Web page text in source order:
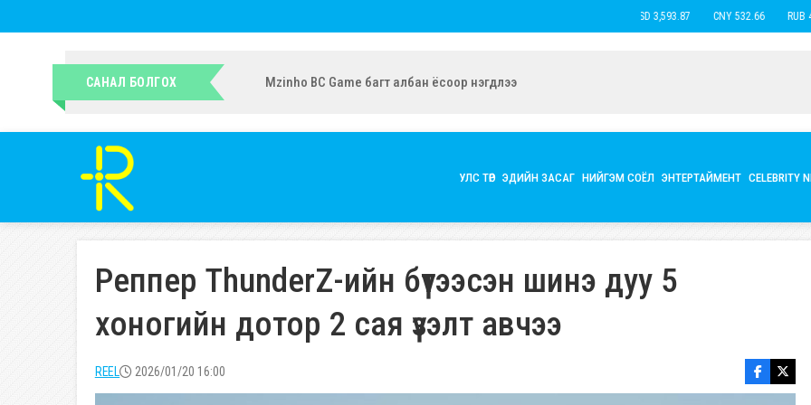
USD 3,593.87 CNY 532.66 RUB 43.77
САНАЛ БОЛГОХ УИХ-ын гишүүн Ч.Ундрамын экс нөхөр Б.Наранцацралт найзтай нь ханилан, бүл нэмжээ
УЛС ТӨР ЭДИЙН ЗАСАГ НИЙГЭМ СОЁЛ ЭНТЕРТАЙМЕНТ CELEBRITY
Реппер ThunderZ-ийн бүтээсэн шинэ дуу 5
хоногийн дотор 2 сая үзэлт авчээ
REEL 2026/01/20 16:00